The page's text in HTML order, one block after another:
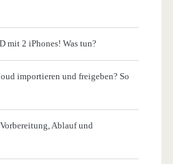
mit 2 iPhones! Was tun?
importieren und freigeben? So
Ablauf und